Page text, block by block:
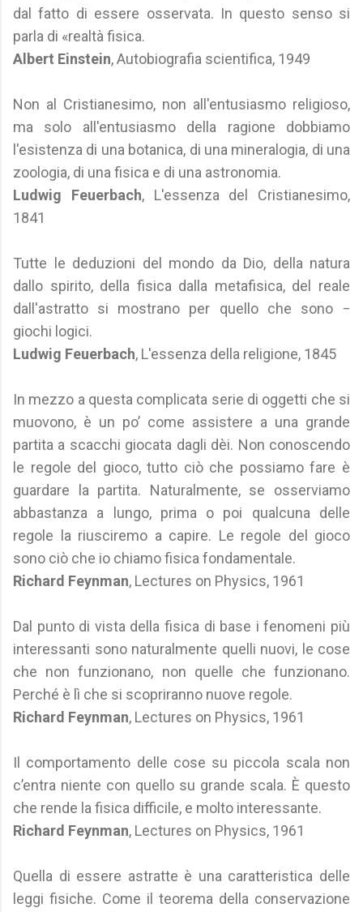
dal fatto di essere osservata. In questo senso si
parla di «realtà fisica.
Albert Einstein, Autobiografia scientifica, 1949
Non al Cristianesimo, non all'entusiasmo religioso,
ma solo all'entusiasmo della ragione dobbiamo
l'esistenza di una botanica, di una mineralogia, di una
zoologia, di una fisica e di una astronomia.
Ludwig Feuerbach, L'essenza del Cristianesimo,
1841
Tutte le deduzioni del mondo da Dio, della natura
dallo spirito, della fisica dalla metafisica, del reale
dall'astratto si mostrano per quello che sono −
giochi logici.
Ludwig Feuerbach, L'essenza della religione, 1845
In mezzo a questa complicata serie di oggetti che si
muovono, è un po’ come assistere a una grande
partita a scacchi giocata dagli dèi. Non conoscendo
le regole del gioco, tutto ciò che possiamo fare è
guardare la partita. Naturalmente, se osserviamo
abbastanza a lungo, prima o poi qualcuna delle
regole la riusciremo a capire. Le regole del gioco
sono ciò che io chiamo fisica fondamentale.
Richard Feynman, Lectures on Physics, 1961
Dal punto di vista della fisica di base i fenomeni più
interessanti sono naturalmente quelli nuovi, le cose
che non funzionano, non quelle che funzionano.
Perché è lì che si scopriranno nuove regole.
Richard Feynman, Lectures on Physics, 1961
Il comportamento delle cose su piccola scala non
c’entra niente con quello su grande scala. È questo
che rende la fisica difficile, e molto interessante.
Richard Feynman, Lectures on Physics, 1961
Quella di essere astratte è una caratteristica delle
leggi fisiche. Come il teorema della conservazione